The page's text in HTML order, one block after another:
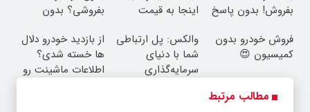
بفروش! بدون پاسخ
اینجا به قیمت
واقعی*
بفروشی؟ بدون
فروش خودرو بدون
کمیسیون 😍
والکس: پل ارتباطی
شما با دنیای
سرمایه‌گذاری
از بازدید خودرو دلال
ها خسته شدی؟
اطلاعات ماشینت رو
مطالب مرتبط